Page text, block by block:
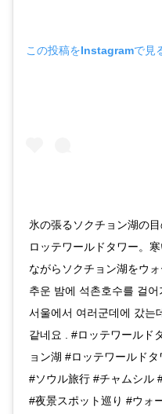
この投稿をInstagramで見
氷の張るソクチョン湖の
ロッテワールドタワー。
ながらソクチョン湖をウ
추운 밤에 석촌호수를 걸
서울에서 여러군데에 갔는
같네요 . #ロッテワールド
ョン湖 #ロッテワールド
#ソウル旅行 #チャムシル
#夜景スポット巡り #ウォ